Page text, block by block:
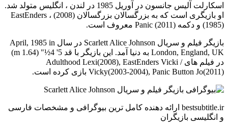
اسکارلت آلیس جانسون در آوریل 1985 در لندن ، انگلیس متولد شد.
او بازیگری است که به بزرگسالان بزرگسالان (2008) ، EastEnders
(1985) و دکمه Panic (2011) معروف است.
بازیگر فیلم و سریال Scarlett Alice Johnson در سال April, 1985 in
London, England, UK به دنیا آمد. این بازیگر با قد 5' 4½" (1.64 m)
در فیلم های Adulthood Lexi(2008), EastEnders Vicki /
Vicky(2003-2004), Panic Button Jo(2011) بازی کرده است.
bestsubtitle.ir ارائه دهنده کامل ترین بیوگرافی و مشخصات فارسی
و انگلیسی بازیگران